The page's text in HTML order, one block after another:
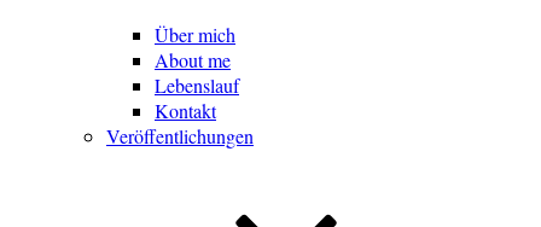
Über mich
About me
Lebenslauf
Kontakt
Veröffentlichungen